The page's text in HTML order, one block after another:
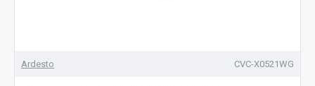
Ardesto CVC-X0521WG